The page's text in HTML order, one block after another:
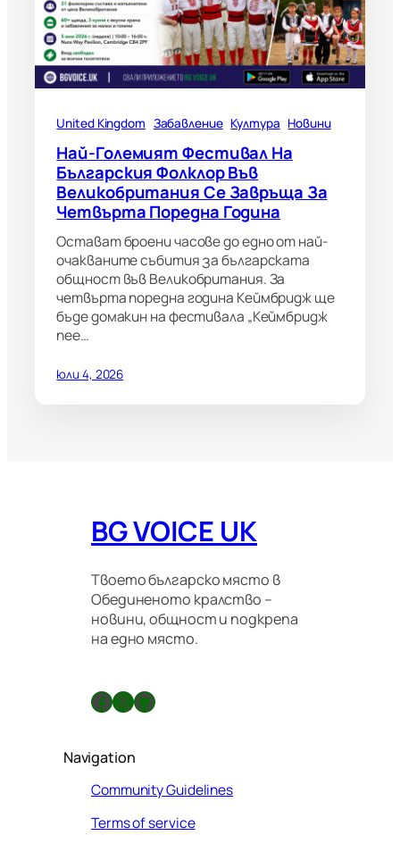
United Kingdom Забавление Култура Новини
Най-Големият Фестивал На
Българския Фолклор Във
Великобритания Се Завръща За
Четвърта Поредна Година
Остават броени часове до едно от най-
очакваните събития за българската
общност във Великобритания. За
четвърта поредна година Кеймбридж ще
бъде домакин на фестивала „Кеймбридж
пее…
юли 4, 2026
BG VOICE UK
Твоето българско място в
Обединеното кралство –
новини, общност и подкрепа
на едно място.
Facebook X GitHub
Navigation
Community Guidelines
Terms of service